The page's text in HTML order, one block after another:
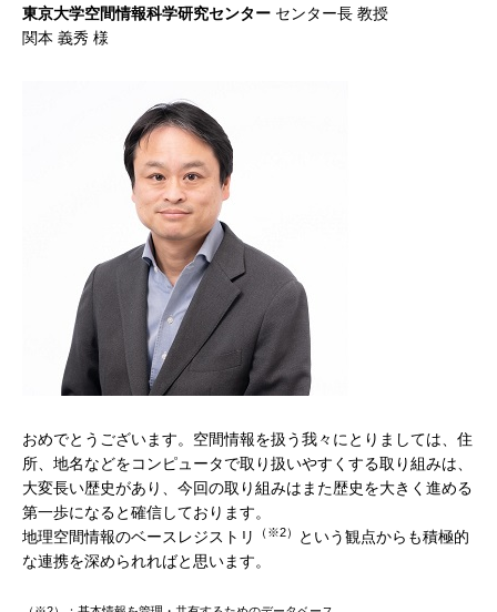
東京大学空間情報科学研究センター センター長 教授
関本 義秀 様
おめでとうございます。空間情報を扱う我々にとりましては、住
所、地名などをコンピュータで取り扱いやすくする取り組みは、
大変長い歴史があり、今回の取り組みはまた歴史を大きく進める
第一歩になると確信しております。
地理空間情報のベースレジストリ
（※2）
という観点からも積極的
な連携を深められればと思います。